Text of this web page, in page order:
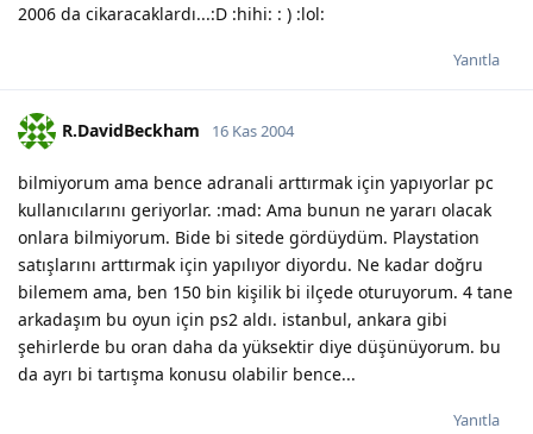
2006 da cikaracaklardı...:D :hihi: : ) :lol:
Yanıtla
R.DavidBeckham 16 Kas 2004
bilmiyorum ama bence adranali arttırmak için yapıyorlar pc
kullanıcılarını geriyorlar. :mad: Ama bunun ne yararı olacak
onlara bilmiyorum. Bide bi sitede gördüydüm. Playstation
satışlarını arttırmak için yapılıyor diyordu. Ne kadar doğru
bilemem ama, ben 150 bin kişilik bi ilçede oturuyorum. 4 tane
arkadaşım bu oyun için ps2 aldı. istanbul, ankara gibi
şehirlerde bu oran daha da yüksektir diye düşünüyorum. bu
da ayrı bi tartışma konusu olabilir bence...
Yanıtla